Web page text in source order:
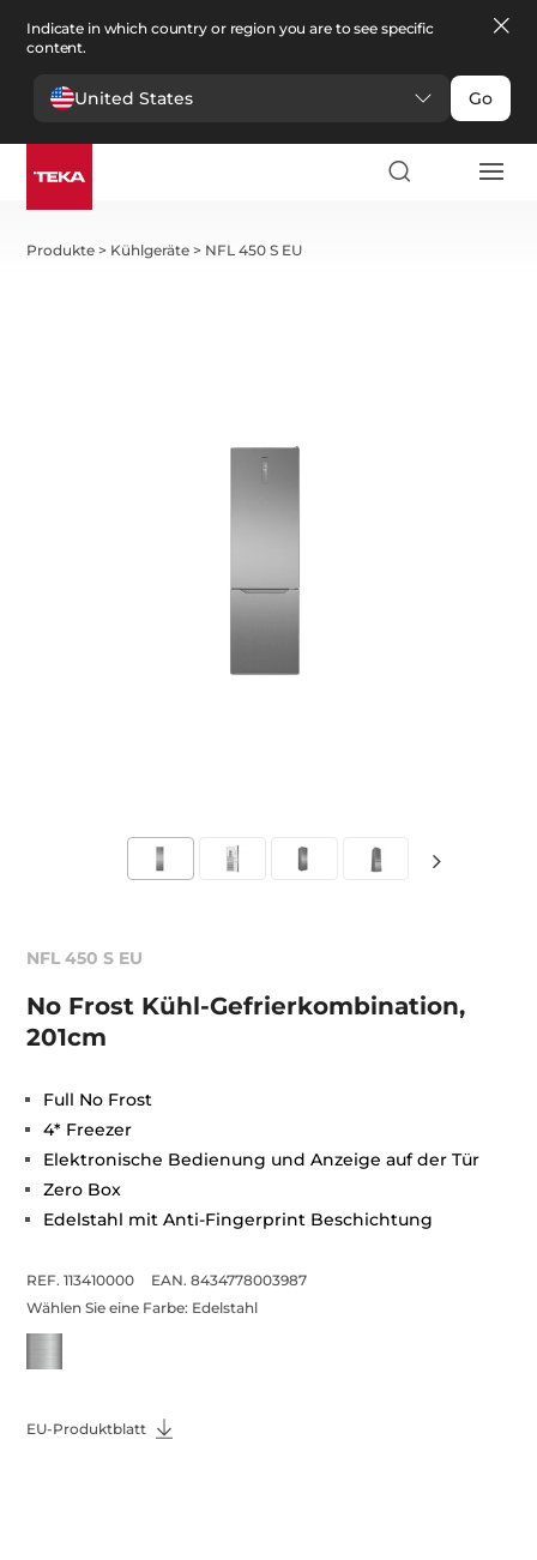
Indicate in which country or region you are to see specific
content.
United States Go
Produkte > Kühlgeräte > NFL 450 S EU
NFL 450 S EU
No Frost Kühl-Gefrierkombination,
201cm
Full No Frost
4* Freezer
Elektronische Bedienung und Anzeige auf der Tür
Zero Box
Edelstahl mit Anti-Fingerprint Beschichtung
REF. 113410000
EAN. 8434778003987
Wählen Sie eine Farbe: Edelstahl
EU-Produktblatt